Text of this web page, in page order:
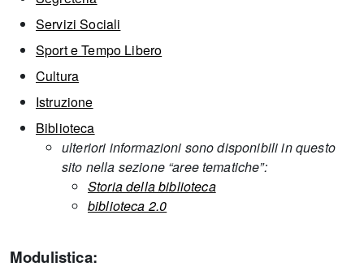
Servizi Sociali
Sport e Tempo Libero
Cultura
Istruzione
Biblioteca
ulteriori informazioni sono disponibili in questo
sito nella sezione “aree tematiche”:
Storia della biblioteca
biblioteca 2.0
Modulistica: